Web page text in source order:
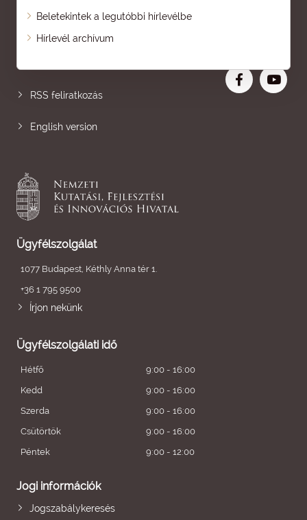
Beletekintek a legutóbbi hírlevélbe
Hírlevél archívum
Oldaltérkép
RSS feliratkozás
English version
Ügyfélszolgálat
1077 Budapest, Kéthly Anna tér 1.
+36 1 795 9500
Írjon nekünk
Ügyfélszolgálati idő
Hétfő
9:00 - 16:00
Kedd
9:00 - 16:00
Szerda
9:00 - 16:00
Csütörtök
9:00 - 16:00
Péntek
9:00 - 12:00
Jogi információk
Jogszabálykeresés